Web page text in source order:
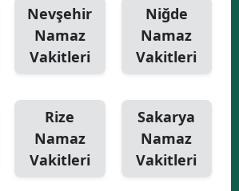
Nevşehir
Namaz
Vakitleri
Niğde
Namaz
Vakitleri
Rize
Namaz
Vakitleri
Sakarya
Namaz
Vakitleri